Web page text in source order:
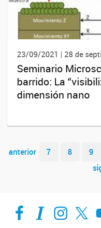
23/09/2021 | 28 de
Seminario
barrido: La
dimensión nano
Navegador de
anterior 7 8 9
Facebook
Intranet-IFIS X